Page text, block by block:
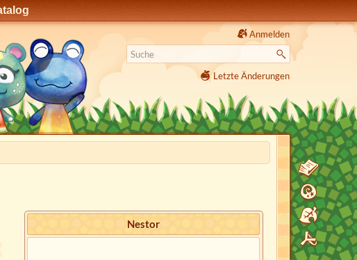
Anmelden
Letzte Änderungen
Nestor